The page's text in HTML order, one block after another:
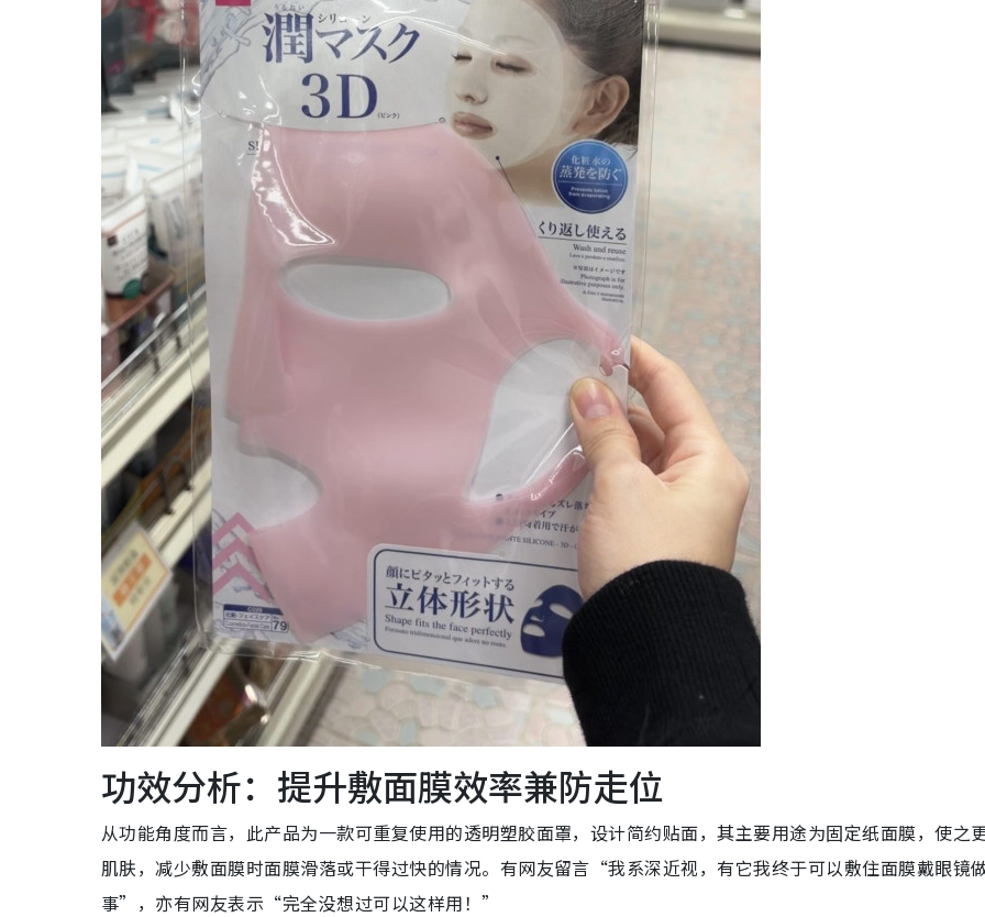
功效分析：提升敷面膜效率兼防走位
从功能角度而言，此产品为一款可重复使用的透明塑胶面罩，设计简约贴面，其主要用途为固定纸面膜，使之
肌肤，减少敷面膜时面膜滑落或干得过快的情况。有网友留言“我系深近视，有它我终于可以敷住面膜戴眼镜
事”，亦有网友表示“完全没想过可以这样用！”